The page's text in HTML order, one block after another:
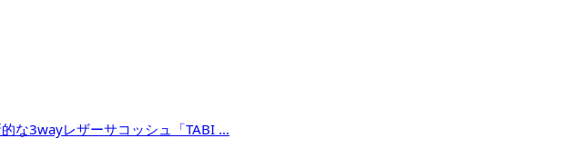
な3wayレザーサコッシュ「TABI …